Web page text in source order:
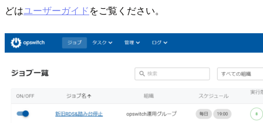
どはユーザーガイドをご覧ください。